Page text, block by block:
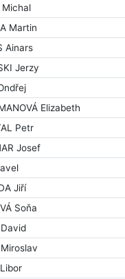
Michal
Martin
Ainars
Jerzy
Elizabeth
Petr
Josef
Jiří
Soňa